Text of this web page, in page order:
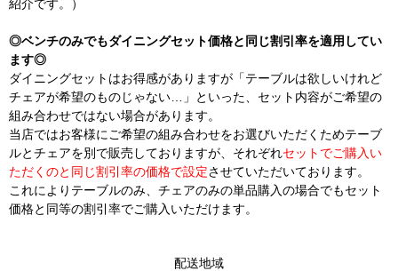
紹介です。）
◎ベンチのみでもダイニングセット価格と同じ割引率を適用してい
ます◎
ダイニングセットはお得感がありますが「テーブルは欲しいけれど
チェアが希望のものじゃない…」といった、セット内容がご希望の
組み合わせではない場合があります。
当店ではお客様にご希望の組み合わせをお選びいただくためテーブ
ルとチェアを別で販売しておりますが、それぞれセットでご購入い
ただくのと同じ割引率の価格で設定させていただいております。
これによりテーブルのみ、チェアのみの単品購入の場合でもセット
価格と同等の割引率でご購入いただけます。
配送地域